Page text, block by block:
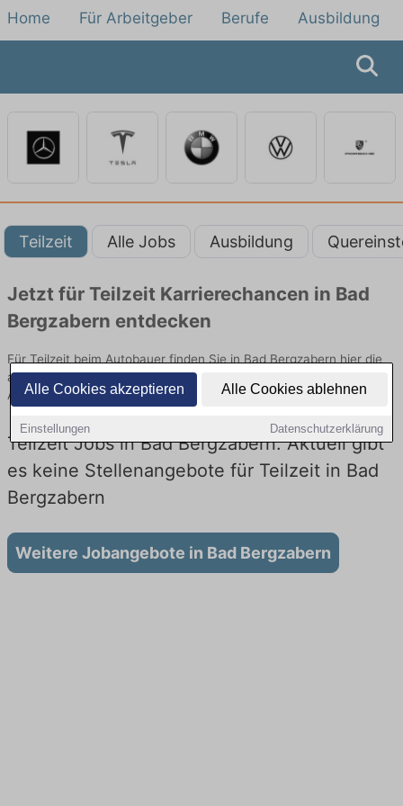
Alle Cookies akzeptieren Alle Cookies ablehnen
Einstellungen Datenschutzerklärung
Home Für Arbeitgeber Berufe Ausbildung
Teilzeit Alle Jobs Ausbildung
Jetzt für Teilzeit Karrierechancen in Bad
Bergzabern entdecken
Für Teilzeit beim Autobauer finden Sie in Bad Bergzabern hier die
aktuellsten Angebote. Entdecken Sie freie Optionen von Top-
Arbeitgebern und bewerben Sie sich noch heute.
Teilzeit Jobs in Bad Bergzabern: Aktuell gibt
es keine Stellenangebote für Teilzeit in Bad
Bergzabern
Weitere Jobangebote in Bad Bergzabern